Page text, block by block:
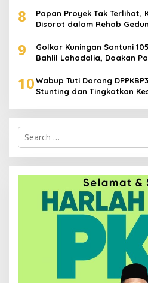
8
Papan Proyek Tak Terlihat,
Disorot dalam Rehab
9
Golkar Kuningan Santuni
Bahlil Lahadalia, Doakan
10Wabup Tuti Dorong
Stunting dan Tingkatkan
Search
for: